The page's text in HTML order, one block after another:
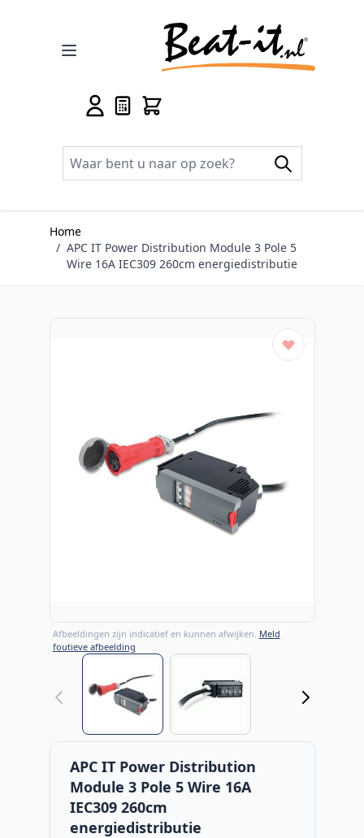
Home
/ APC IT Power Distribution Module 3 Pole 5
Wire 16A IEC309 260cm energiedistributie
Afbeeldingen zijn indicatief en kunnen afwijken. Meld
foutieve afbeelding
APC IT Power Distribution
Module 3 Pole 5 Wire 16A
IEC309 260cm
energiedistributie